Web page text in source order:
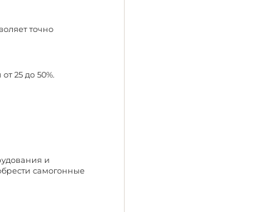
точно
25 до 50%.
и
самогонные